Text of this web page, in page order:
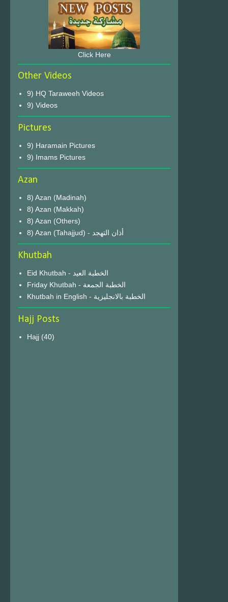
Click Here
Other Videos
9) HQ Taraweeh Videos
9) Videos
Pictures
9) Haramain Pictures
9) Imams Pictures
Azan
8) Azan (Madinah)
8) Azan (Makkah)
8) Azan (Others)
8) Azan (Tahajjud) - أذان التهجد
Khutbah
Eid Khutbah - الخطبة العيد
Friday Khutbah - الخطبة الجمعة
Khutbah in English - الخطبة بالانجليزية
Hajj Posts
Hajj (40)